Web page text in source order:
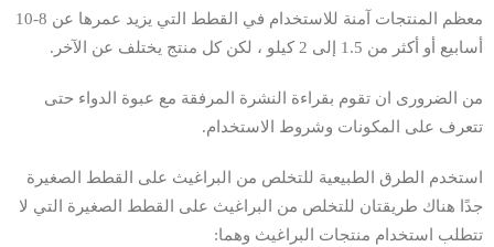
معظم المنتجات آمنة للاستخدام في القطط التي يزيد عمرها عن 8-10
أسابيع أو أكثر من 1.5 إلى 2 كيلو ، لكن كل منتج يختلف عن الآخر.
من الضرورى ان تقوم بقراءة النشرة المرفقة مع عبوة الدواء حتى
تتعرف على المكونات وشروط الاستخدام.
استخدم الطرق الطبيعية للتخلص من البراغيث على القطط الصغيرة
جدًا هناك طريقتان للتخلص من البراغيث على القطط الصغيرة التي لا
تتطلب استخدام منتجات البراغيث وهما: